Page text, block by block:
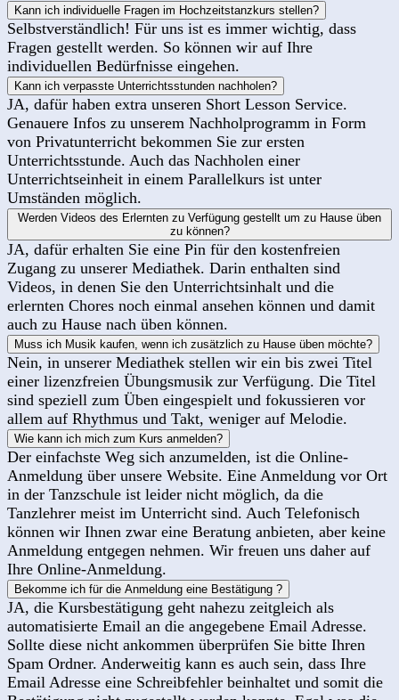
Kann ich individuelle Fragen im Hochzeitstanzkurs stellen?
Selbstverständlich! Für uns ist es immer wichtig, dass
Fragen gestellt werden. So können wir auf Ihre
individuellen Bedürfnisse eingehen.
Kann ich verpasste Unterrichtsstunden nachholen?
JA, dafür haben extra unseren Short Lesson Service.
Genauere Infos zu unserem Nachholprogramm in Form
von Privatunterricht bekommen Sie zur ersten
Unterrichtsstunde. Auch das Nachholen einer
Unterrichtseinheit in einem Parallelkurs ist unter
Umständen möglich.
Werden Videos des Erlernten zu Verfügung gestellt um zu Hause üben
zu können?
JA, dafür erhalten Sie eine Pin für den kostenfreien
Zugang zu unserer Mediathek. Darin enthalten sind
Videos, in denen Sie den Unterrichtsinhalt und die
erlernten Chores noch einmal ansehen können und damit
auch zu Hause nach üben können.
Muss ich Musik kaufen, wenn ich zusätzlich zu Hause üben möchte?
Nein, in unserer Mediathek stellen wir ein bis zwei Titel
einer lizenzfreien Übungsmusik zur Verfügung. Die Titel
sind speziell zum Üben eingespielt und fokussieren vor
allem auf Rhythmus und Takt, weniger auf Melodie.
Wie kann ich mich zum Kurs anmelden?
Der einfachste Weg sich anzumelden, ist die Online-
Anmeldung über unsere Website. Eine Anmeldung vor Ort
in der Tanzschule ist leider nicht möglich, da die
Tanzlehrer meist im Unterricht sind. Auch Telefonisch
können wir Ihnen zwar eine Beratung anbieten, aber keine
Anmeldung entgegen nehmen. Wir freuen uns daher auf
Ihre Online-Anmeldung.
Bekomme ich für die Anmeldung eine Bestätigung ?
JA, die Kursbestätigung geht nahezu zeitgleich als
automatisierte Email an die angegebene Email Adresse.
Sollte diese nicht ankommen überprüfen Sie bitte Ihren
Spam Ordner. Anderweitig kann es auch sein, dass Ihre
Email Adresse eine Schreibfehler beinhaltet und somit die